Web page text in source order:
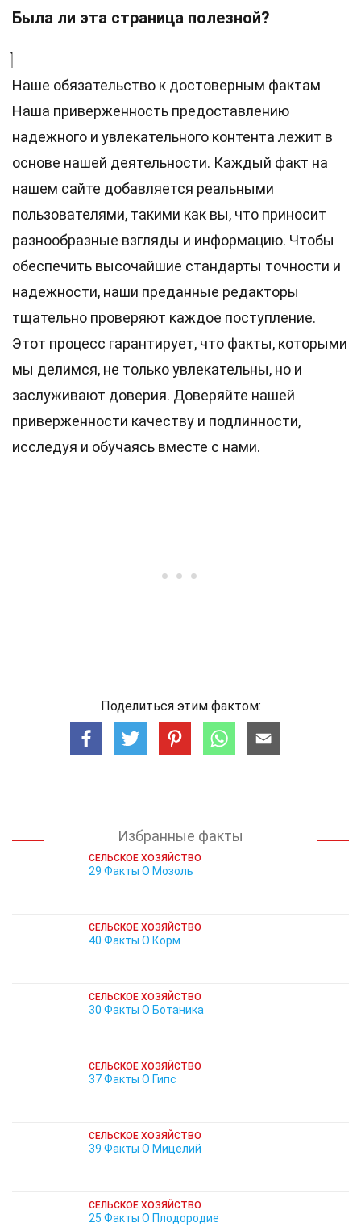
Была ли эта страница полезной?
Наше обязательство к достоверным фактам
Наша приверженность предоставлению
надежного и увлекательного контента лежит в
основе нашей деятельности. Каждый факт на
нашем сайте добавляется реальными
пользователями, такими как вы, что приносит
разнообразные взгляды и информацию. Чтобы
обеспечить высочайшие стандарты точности и
надежности, наши преданные редакторы
тщательно проверяют каждое поступление.
Этот процесс гарантирует, что факты, которыми
мы делимся, не только увлекательны, но и
заслуживают доверия. Доверяйте нашей
приверженности качеству и подлинности,
исследуя и обучаясь вместе с нами.
Поделиться этим фактом:
Избранные факты
СЕЛЬСКОЕ ХОЗЯЙСТВО
29 Факты О Мозоль
СЕЛЬСКОЕ ХОЗЯЙСТВО
40 Факты О Корм
СЕЛЬСКОЕ ХОЗЯЙСТВО
30 Факты О Ботаника
СЕЛЬСКОЕ ХОЗЯЙСТВО
37 Факты О Гипс
СЕЛЬСКОЕ ХОЗЯЙСТВО
39 Факты О Мицелий
СЕЛЬСКОЕ ХОЗЯЙСТВО
25 Факты О Плодородие